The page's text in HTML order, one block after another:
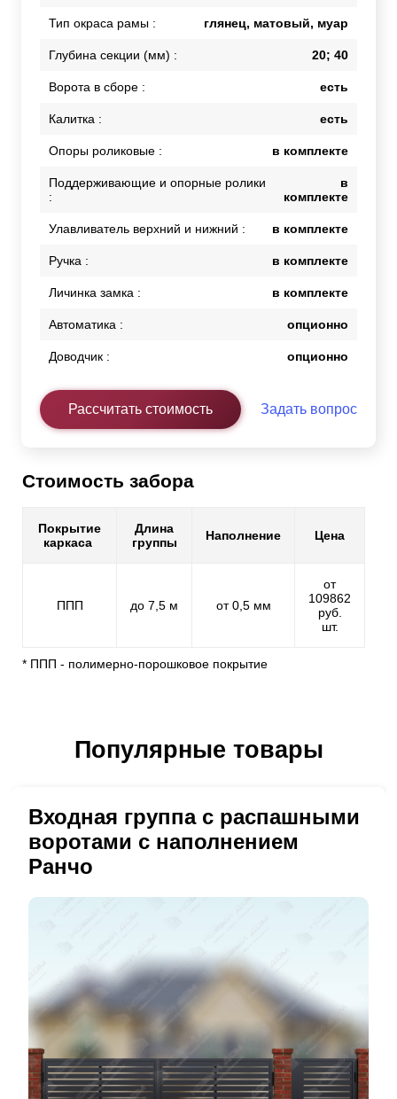
Тип окраса рамы : глянец, матовый, муар
Глубина секции (мм) : 20; 40
Ворота в сборе : есть
Калитка : есть
Опоры роликовые : в комплекте
Поддерживающие и опорные ролики
:
в
комплекте
Улавливатель верхний и нижний : в комплекте
Ручка : в комплекте
Личинка замка : в комплекте
Автоматика : опционно
Доводчик : опционно
Рассчитать стоимость Задать вопрос
Стоимость забора
Покрытие
каркаса
Длина
группы
Наполнение Цена
ППП до 7,5 м от 0,5 мм
от
109862
руб.
шт.
* ППП - полимерно-порошковое покрытие
Популярные товары
Входная группа с распашными
воротами с наполнением
Ранчо